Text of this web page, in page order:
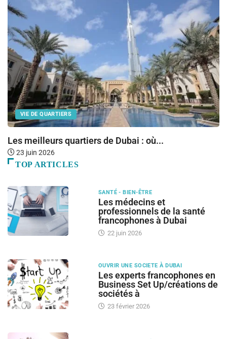
VIE DE QUARTIERS
Les meilleurs quartiers de Dubai : où...
23 juin 2026
TOP ARTICLES
SANTÉ - BIEN-ÊTRE
Les médecins et
professionnels de la santé
francophones à Dubai
22 juin 2026
OUVRIR UNE SOCIETE À DUBAI
Les experts francophones en
Business Set Up/créations de
sociétés à
23 février 2026